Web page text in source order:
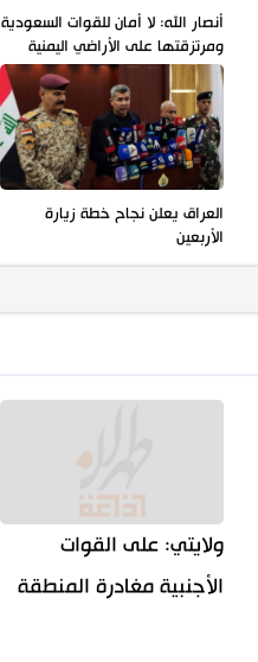
أنصار الله: لا أمان للقوات السعودية
ومرتزقتها على الأراضي اليمنية
العراق يعلن نجاح خطة زيارة
الأربعين
ولايتي: على القوات
الأجنبية مغادرة المنطقة